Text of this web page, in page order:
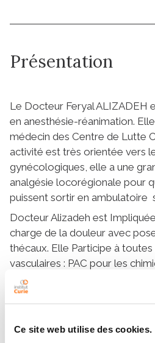
Ce site web utilise des cookies.
Présentation
Le Docteur Feryal ALIZADEH
en anesthésie-réanimation.
médecin des Centre de Lutte
activité est très orientée vers
gynécologiques, elle a une
analgésie locorégionale pour
puissent sortir en ambulatoire
Docteur Alizadeh est
charge de la douleur avec
thécaux. Elle Participe à
vasculaires : PAC pour les
hypnose si nécessaire),
périphériques (PIC Line, Mid
(PHRC) et autres publications.